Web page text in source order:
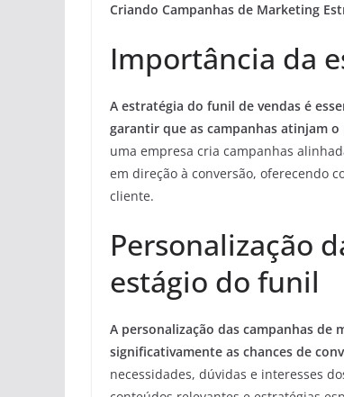
Criando Campanhas de Marketing
Importância da
A estratégia do funil de vendas é
garantir que as campanhas atinjam
uma empresa cria campanhas
em direção à conversão, oferecendo
cliente.
Personalização
estágio do funil
A personalização das campanhas
significativamente as chances de
necessidades, dúvidas e interesses